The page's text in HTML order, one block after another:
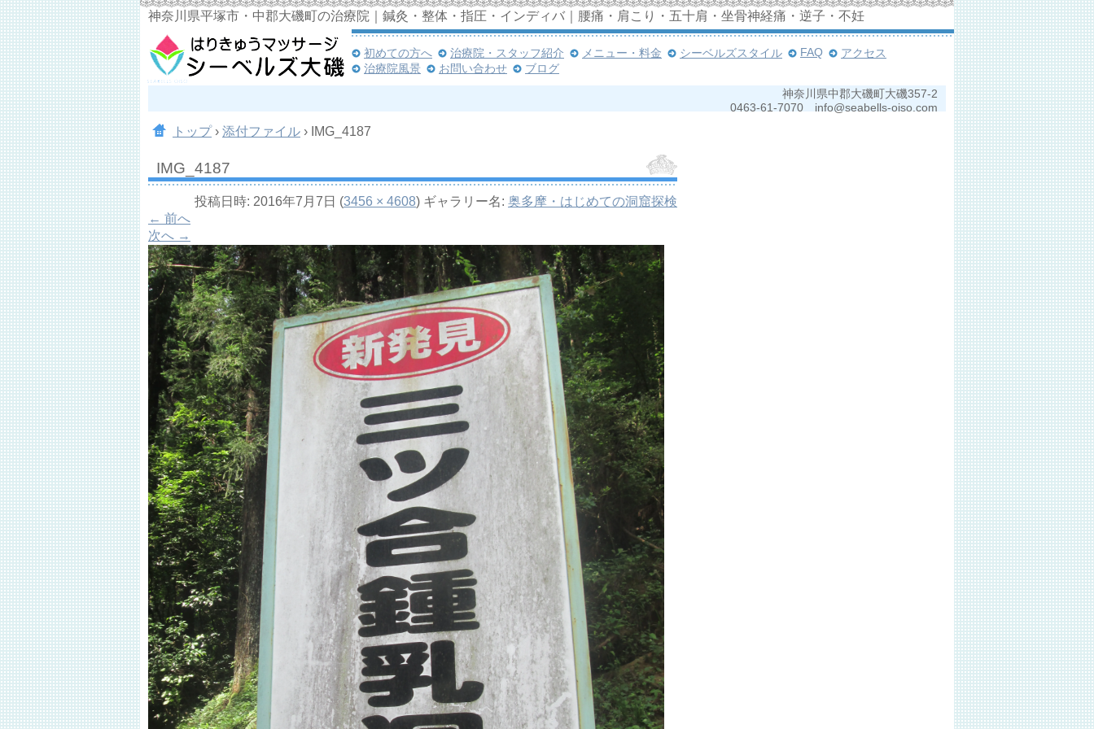
神奈川県平塚市・中郡大磯町の治療院｜鍼灸・整体・指圧・インディバ｜腰痛・肩こり・五十肩・坐骨神経痛・逆子・不妊
神奈川県中郡大磯町大磯357-2
0463-61-7070 info@seabells-oiso.com
初めての方へ 治療院・スタッフ紹介 メニュー・料金 シーベルズスタイル FAQ
アクセス
治療院風景
お問い合わせ ブログ
トップ › 添付ファイル › IMG_4187
IMG_4187
投稿日時: 2016年7月7日 (3456 × 4608) ギャラリー名: 奥多摩・はじめての洞窟探検
← 前へ
次へ →